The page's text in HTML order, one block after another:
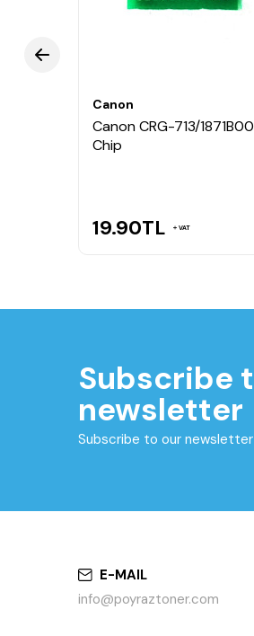
Canon
Canon CRG-713/
Chip
19.90TL VAT
Subscribe
newsletter
Subscribe to our
E-MAIL
info@poyraztoner.com